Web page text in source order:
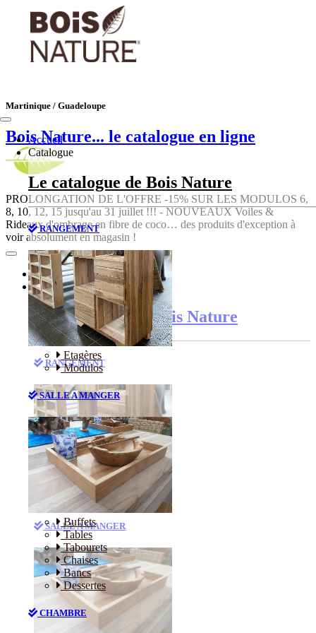
Martinique / Guadeloupe
Bois Nature... le catalogue en ligne
PROLONGATION DE L'OFFRE -15% SUR LES MODULOS 6,
8, 10, 12, 15 jusqu'au 31 juillet !!! - NOUVEAUX Voiles &
Rideaux d'ombrage en fibre de coco… des produits d'exception à
voir absolument en magasin !
Accueil
Catalogue
Le catalogue de Bois Nature
RANGEMENT
Etagères
Modulos
SALLE A MANGER
Buffets
Tables
Tabourets
Chaises
Bancs
Dessertes
CHAMBRE
Accueil
Catalogue
Le catalogue de Bois Nature
RANGEMENT
Etagères
Modulos
SALLE A MANGER